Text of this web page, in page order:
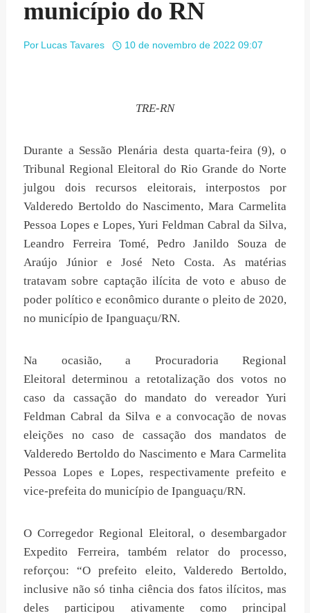
município do RN
Por Lucas Tavares 10 de novembro de 2022 09:07
TRE-RN
Durante a Sessão Plenária desta quarta-feira (9), o
Tribunal Regional Eleitoral do Rio Grande do Norte
julgou dois recursos eleitorais, interpostos por
Valderedo Bertoldo do Nascimento, Mara Carmelita
Pessoa Lopes e Lopes, Yuri Feldman Cabral da Silva,
Leandro Ferreira Tomé, Pedro Janildo Souza de
Araújo Júnior e José Neto Costa. As matérias
tratavam sobre captação ilícita de voto e abuso de
poder político e econômico durante o pleito de 2020,
no município de Ipanguaçu/RN.
Na ocasião, a Procuradoria Regional
Eleitoral determinou a retotalização dos votos no
caso da cassação do mandato do vereador Yuri
Feldman Cabral da Silva e a convocação de novas
eleições no caso de cassação dos mandatos de
Valderedo Bertoldo do Nascimento e Mara Carmelita
Pessoa Lopes e Lopes, respectivamente prefeito e
vice-prefeita do município de Ipanguaçu/RN.
O Corregedor Regional Eleitoral, o desembargador
Expedito Ferreira, também relator do processo,
reforçou: “O prefeito eleito, Valderedo Bertoldo,
inclusive não só tinha ciência dos fatos ilícitos, mas
deles participou ativamente como principal